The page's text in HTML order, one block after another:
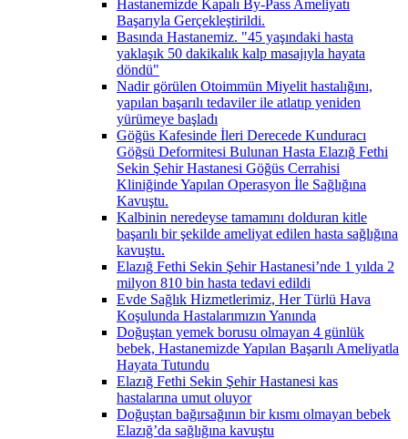
Hastanemizde Kapalı By-Pass Ameliyatı
Başarıyla Gerçekleştirildi.
Basında Hastanemiz. "45 yaşındaki hasta
yaklaşık 50 dakikalık kalp masajıyla hayata
döndü"
Nadir görülen Otoimmün Miyelit hastalığını,
yapılan başarılı tedaviler ile atlatıp yeniden
yürümeye başladı
Göğüs Kafesinde İleri Derecede Kunduracı
Göğsü Deformitesi Bulunan Hasta Elazığ Fethi
Sekin Şehir Hastanesi Göğüs Cerrahisi
Kliniğinde Yapılan Operasyon İle Sağlığına
Kavuştu.
Kalbinin neredeyse tamamını dolduran kitle
başarılı bir şekilde ameliyat edilen hasta sağlığına
kavuştu.
Elazığ Fethi Sekin Şehir Hastanesi’nde 1 yılda 2
milyon 810 bin hasta tedavi edildi
Evde Sağlık Hizmetlerimiz, Her Türlü Hava
Koşulunda Hastalarımızın Yanında
Doğuştan yemek borusu olmayan 4 günlük
bebek, Hastanemizde Yapılan Başarılı Ameliyatla
Hayata Tutundu
Elazığ Fethi Sekin Şehir Hastanesi kas
hastalarına umut oluyor
Doğuştan bağırsağının bir kısmı olmayan bebek
Elazığ’da sağlığına kavuştu